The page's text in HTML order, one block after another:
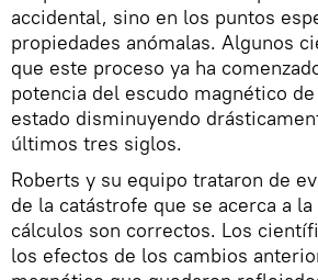
accidental, sino en los puntos
propiedades anómalas. Algunos
que este proceso ya ha
potencia del escudo magnético
estado disminuyendo
últimos tres siglos.
Roberts y su equipo trataron de
de la catástrofe que se acerca a
cálculos son correctos. Los
los efectos de los cambios